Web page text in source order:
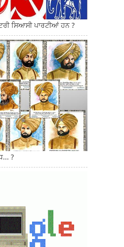
ਸਿਆਸੀ ਪਾਰਟੀਆਂ ਹਨ ?
?